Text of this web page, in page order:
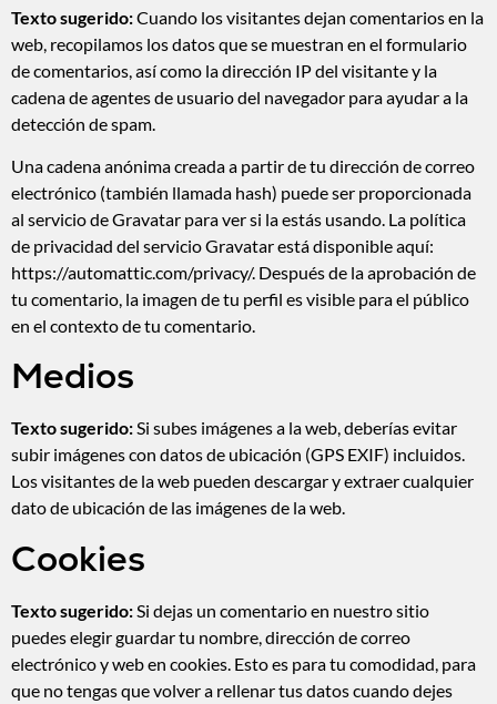
Texto sugerido:Cuando los visitantes dejan comentarios en la
web, recopilamos los datos que se muestran en el formulario
de comentarios, así como la dirección IP del visitante y la
cadena de agentes de usuario del navegador para ayudar a la
detección de spam.
Una cadena anónima creada a partir de tu dirección de correo
electrónico (también llamada hash) puede ser proporcionada
al servicio de Gravatar para ver si la estás usando. La política
de privacidad del servicio Gravatar está disponible aquí:
https://automattic.com/privacy/. Después de la aprobación de
tu comentario, la imagen de tu perfil es visible para el público
en el contexto de tu comentario.
Medios
Texto sugerido:Si subes imágenes a la web, deberías evitar
subir imágenes con datos de ubicación (GPS EXIF) incluidos.
Los visitantes de la web pueden descargar y extraer cualquier
dato de ubicación de las imágenes de la web.
Cookies
Texto sugerido: Si dejas un comentario en nuestro sitio
puedes elegir guardar tu nombre, dirección de correo
electrónico y web en cookies. Esto es para tu comodidad, para
que no tengas que volver a rellenar tus datos cuando dejes